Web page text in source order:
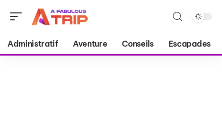
Administratif Aventure Conseils Escapades